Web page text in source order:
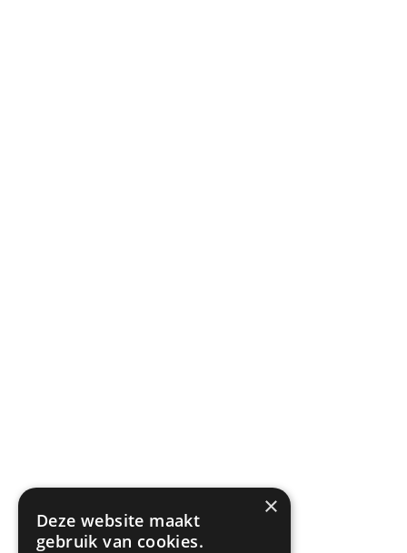
×
Deze website maakt
gebruik van cookies.